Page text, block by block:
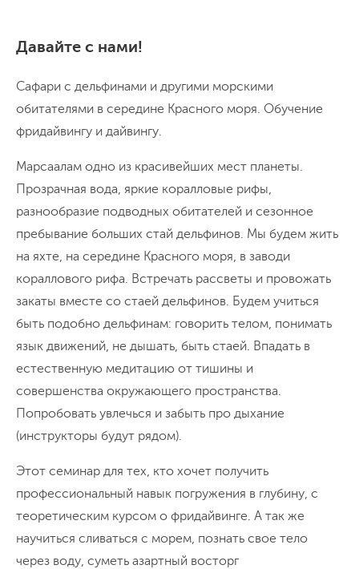
Давайте с нами!
Сафари с дельфинами и другими морскими
обитателями в середине Красного моря. Обучение
фридайвингу и дайвингу.
Марсаалам одно из красивейших мест планеты.
Прозрачная вода, яркие коралловые рифы,
разнообразие подводных обитателей и сезонное
пребывание больших стай дельфинов. Мы будем жить
на яхте, на середине Красного моря, в заводи
кораллового рифа. Встречать рассветы и провожать
закаты вместе со стаей дельфинов. Будем учиться
быть подобно дельфинам: говорить телом, понимать
язык движений, не дышать, быть стаей. Впадать в
естественную медитацию от тишины и
совершенства окружающего пространства.
Попробовать увлечься и забыть про дыхание
(инструкторы будут рядом).
Этот семинар для тех, кто хочет получить
профессиональный навык погружения в глубину, с
теоретическим курсом о фридайвинге. А так же
научиться сливаться с морем, познать свое тело
через воду, суметь азартный восторг